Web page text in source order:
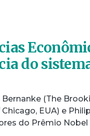
do
(The
EUA) e
do Prêmio